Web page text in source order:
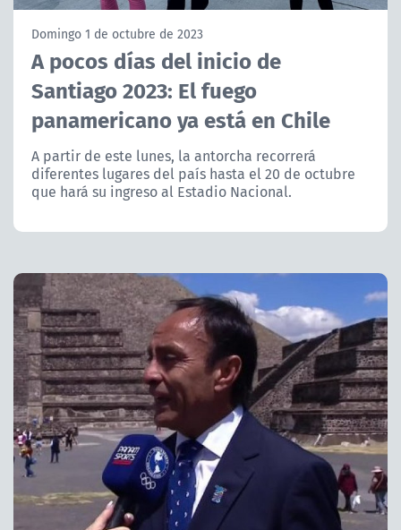
ACTUALIDAD Y TENDENCIAS
CORPORATIVO Y TRANSPARENCIA
CANAL DE DENUNCIAS
Domingo 1 de octubre de 2023
A pocos días del inicio de
Santiago 2023: El fuego
panamericano ya está en Chile
A partir de este lunes, la antorcha recorrerá
diferentes lugares del país hasta el 20 de octubre
que hará su ingreso al Estadio Nacional.